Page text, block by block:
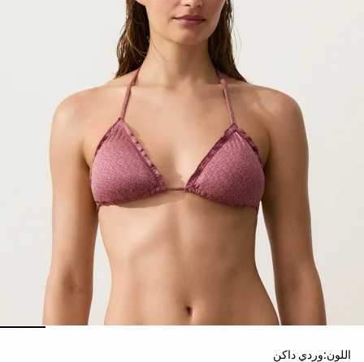
المشاهدة
Oysho
Community
افتتاحية
مساعدة
اللون:وردي داكن
قائمة ألوان المنتج